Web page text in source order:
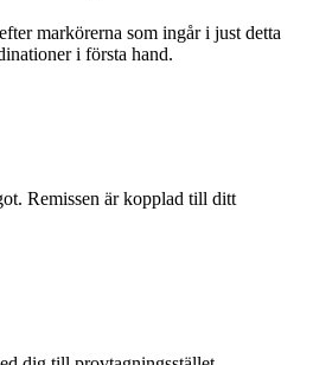
markörerna som ingår i just detta
i första hand.
Remissen är kopplad till ditt